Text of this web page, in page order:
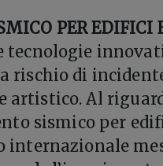
PER EDIFICI
tecnologie
rischio di
artistico. Al
sismico per
internazionale